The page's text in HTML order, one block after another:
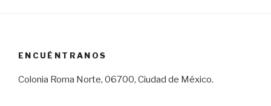
ENCUÉNTRANOS
Colonia Roma Norte, 06700, Ciudad de México.